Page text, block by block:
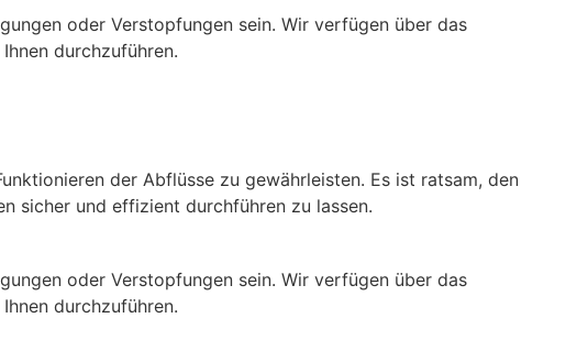
oder Verstopfungen sein. Wir verfügen über das
durchzuführen.
der Abflüsse zu gewährleisten. Es ist ratsam, den
sicher und effizient durchführen zu lassen.
oder Verstopfungen sein. Wir verfügen über das
durchzuführen.